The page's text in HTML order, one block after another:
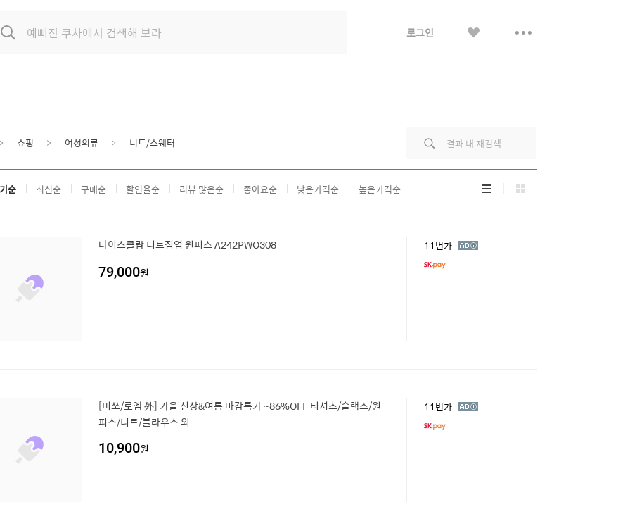
로그인 보
쇼핑 여성의류 니트/스웨터
순 최신순 구매순 할인율순 리뷰 많은순 좋아요순 낮은가격순 높은가격순 리
스
그
리
나이스클랍 니트집업 원피스 A242PWO308
79,000원
11번가 광
[미쏘/로엠 外] 가을 신상&여름 마감특가 ~86%OFF 티셔츠/슬랙스/원
피스/니트/블라우스 외
10,900원
11번가 광